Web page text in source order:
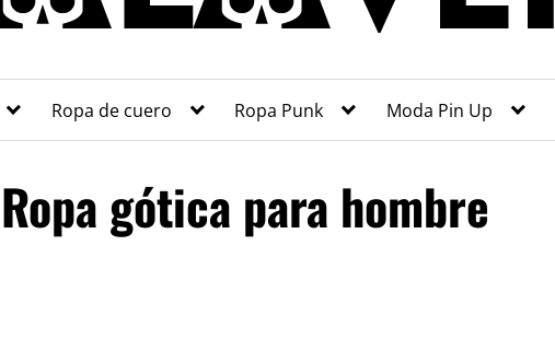
Ropa de cuero Ropa Punk Moda Pin Up
Ropa gótica para hombre